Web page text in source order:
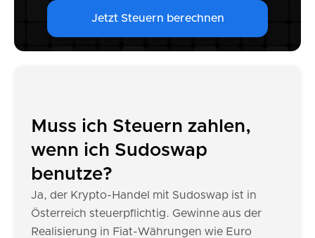
Jetzt Steuern berechnen
Muss ich Steuern zahlen,
wenn ich Sudoswap
benutze?
Ja, der Krypto-Handel mit Sudoswap ist in
Österreich steuerpflichtig. Gewinne aus der
Realisierung in Fiat-Währungen wie Euro